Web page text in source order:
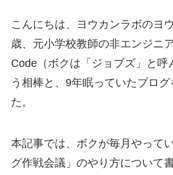
こんにちは、ヨウカンラボのヨ
歳、元小学校教師の非エンジニ
Code（ボクは「ジョブズ」と呼
う相棒と、9年眠っていたブロ
た。
本記事では、ボクが毎月やって
グ作戦会議」のやり方について